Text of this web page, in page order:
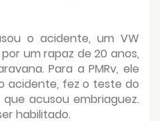
o acidente, um VW
um rapaz de 20 anos,
Para a PMRv, ele
acidente, fez o teste do
acusou embriaguez.
habilitado.